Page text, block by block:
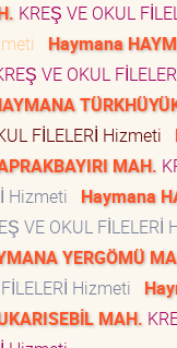
KREŞ VE OKUL
Haymana
VE OKUL
FİLELERİ Hizmeti
MAH.
Hizmeti Haymana
VE OKUL FİLELERİ
YERGÖMÜ
Hizmeti
MAH.